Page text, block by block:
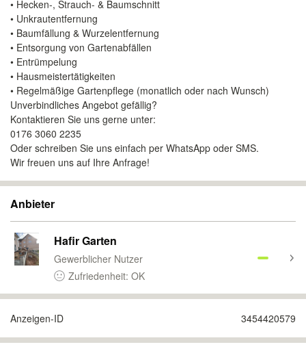
• Hecken-, Strauch- & Baumschnitt
• Unkrautentfernung
• Baumfällung & Wurzelentfernung
• Entsorgung von Gartenabfällen
• Entrümpelung
• Hausmeistertätigkeiten
• Regelmäßige Gartenpflege (monatlich oder nach Wunsch)
Unverbindliches Angebot gefällig?
Kontaktieren Sie uns gerne unter:
0176 3060 2235
Oder schreiben Sie uns einfach per WhatsApp oder SMS.
Wir freuen uns auf Ihre Anfrage!
Anbieter
Hafir Garten
Gewerblicher Nutzer
Zufriedenheit: OK
Anzeigen-ID 3454420579